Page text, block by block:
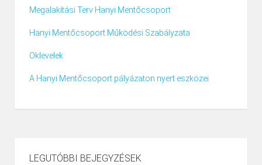
Megalakítási Terv Hanyi Mentőcsoport
Hanyi Mentőcsoport Működési Szabályzata
Oklevelek
A Hanyi Mentőcsoport pályázaton nyert eszközei
LEGUTÓBBI BEJEGYZÉSEK